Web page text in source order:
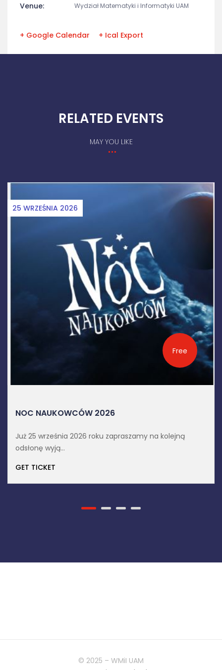
Venue: Wydział Matematyki i Informatyki UAM
+ Google Calendar + Ical Export
RELATED EVENTS
MAY YOU LIKE
2026
2026 roku zapraszamy na kolejną
12 CZERWCA
DZIEŃ
najstarszego
© 2025 – WMiI UAM